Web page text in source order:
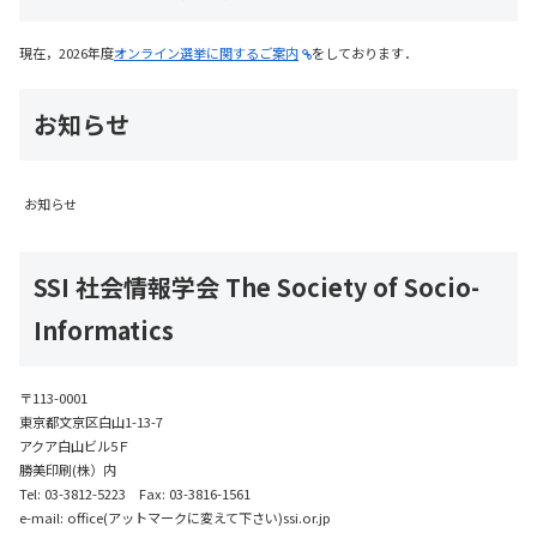
現在，2026年度オンライン選挙に関するご案内 をしております．
お知らせ
お知らせ
SSI 社会情報学会 The Society of Socio-
Informatics
〒113-0001
東京都文京区白山1-13-7
アクア白山ビル5Ｆ
勝美印刷(株）内
Tel: 03-3812-5223 Fax: 03-3816-1561
e-mail: office(アットマークに変えて下さい)ssi.or.jp